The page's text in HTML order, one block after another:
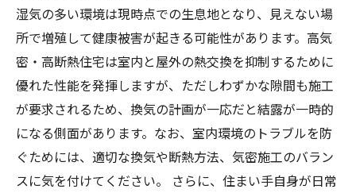
湿気の多い環境は現時点での生息地となり、見えない場
所で増殖して健康被害が起きる可能性があります。高気
密・高断熱住宅は室内と屋外の熱交換を抑制するために
優れた性能を発揮しますが、ただしわずかな隙間も施工
が要求されるため、換気の計画が一応だと結露が一時的
になる側面があります。なお、室内環境のトラブルを防
ぐためには、適切な換気や断熱方法、気密施工のバラン
スに気を付けてください。 さらに、住まい手自身が日常